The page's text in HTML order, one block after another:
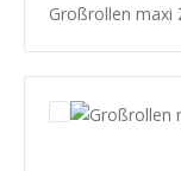
Großrollen maxi